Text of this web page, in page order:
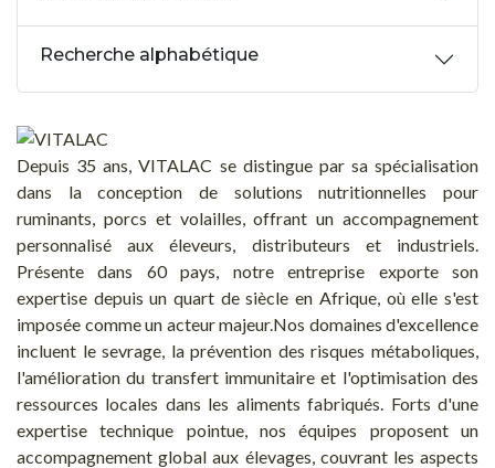
Recherche alphabétique
Depuis 35 ans, VITALAC se distingue par sa spécialisation
dans la conception de solutions nutritionnelles pour
ruminants, porcs et volailles, offrant un accompagnement
personnalisé aux éleveurs, distributeurs et industriels.
Présente dans 60 pays, notre entreprise exporte son
expertise depuis un quart de siècle en Afrique, où elle s'est
imposée comme un acteur majeur.Nos domaines d'excellence
incluent le sevrage, la prévention des risques métaboliques,
l'amélioration du transfert immunitaire et l'optimisation des
ressources locales dans les aliments fabriqués. Forts d'une
expertise technique pointue, nos équipes proposent un
accompagnement global aux élevages, couvrant les aspects